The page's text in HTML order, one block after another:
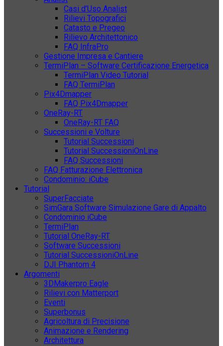
Casi d’Uso Analist
Rilievi Topografici
Catasto e Pregeo
Rilievo Architettonico
FAQ InfraPro
Gestione Impresa e Cantiere
TermiPlan – Software Certificazione Energetica
TermiPlan Video Tutorial
FAQ TermiPlan
Pix4Dmapper
FAQ Pix4Dmapper
OneRay-RT
OneRay-RT FAQ
Successioni e Volture
Tutorial Successioni
Tutorial SuccessioniOnLine
FAQ Successioni
FAQ Fatturazione Elettronica
Condominio: iCube
Tutorial
SuperFacciate
SimGara Software Simulazione Gare di Appalto
Condominio iCube
TermiPlan
Tutorial OneRay-RT
Software Successioni
Tutorial SuccessioniOnLine
DJI Phantom 4
Argomenti
3DMakerpro Eagle
Rilievi con Matterport
Eventi
Superbonus
Agricoltura di Precisione
Animazione e Rendering
Architettura